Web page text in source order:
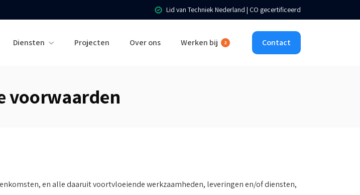
Lid van Techniek Nederland | CO gecertificeerd
Diensten Projecten Over ons Werken bij 2 Contact
voorwaarden
en alle daaruit voortvloeiende werkzaamheden, leveringen en/of diensten,